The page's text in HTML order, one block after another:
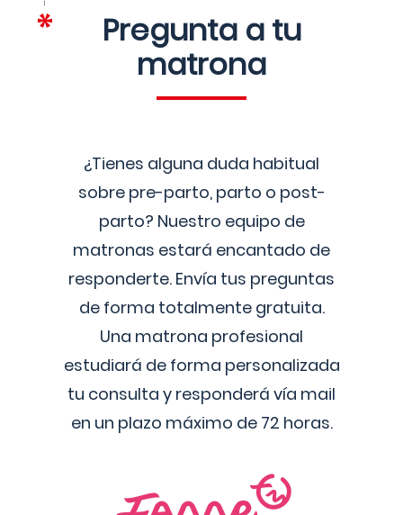
Pregunta a tu
matrona
¿Tienes alguna duda habitual
sobre pre-parto, parto o post-
parto? Nuestro equipo de
matronas estará encantado de
responderte. Envía tus preguntas
de forma totalmente gratuita.
Una matrona profesional
estudiará de forma personalizada
tu consulta y responderá vía mail
en un plazo máximo de 72 horas.